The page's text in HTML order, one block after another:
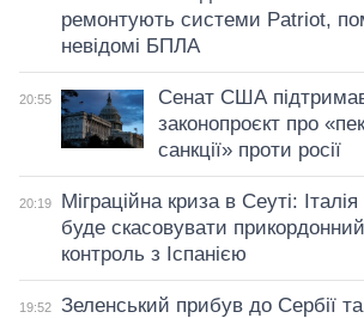
ремонтують системи Patriot,
невідомі БПЛА
20:55
Сенат США
законопроєкт про
санкції» проти росії
20:19
Міграційна криза в Сеуті:
буде скасовувати прикордонний
контроль з Іспанією
19:52
Зеленський прибув до Сербії та